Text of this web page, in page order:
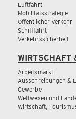
Luftfahrt
Mobilitätsstrategie
Öffentlicher Verkehr
Schifffahrt
Verkehrssicherheit
WIRTSCHAFT
Arbeitsmarkt
Ausschreibungen &
Gewerbe
Wettwesen und
Wirtschaft,